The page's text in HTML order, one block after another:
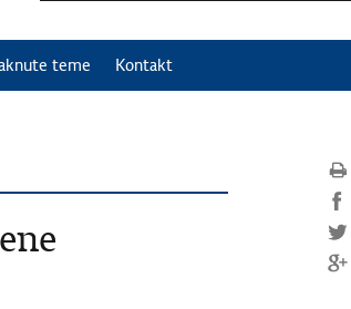
teme Kontakt